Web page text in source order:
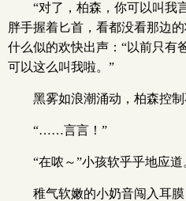
“对了，柏森，你可以叫我
胖手握着匕首，看都没看那边
什么似的欢快出声：“以前只有
可以这么叫我啦。”
黑雾如浪潮涌动，柏森控
“……言言！”
“在哝～”小孩软乎乎地应道
稚气软嫩的小奶音闯入耳